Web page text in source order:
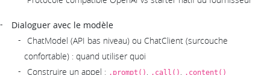
Dialoguer avec le modèle
ChatModel (API bas niveau) ou ChatClient (surcouche
confortable) : quand utiliser quoi
Construire un appel : .prompt() , .call() , .content()